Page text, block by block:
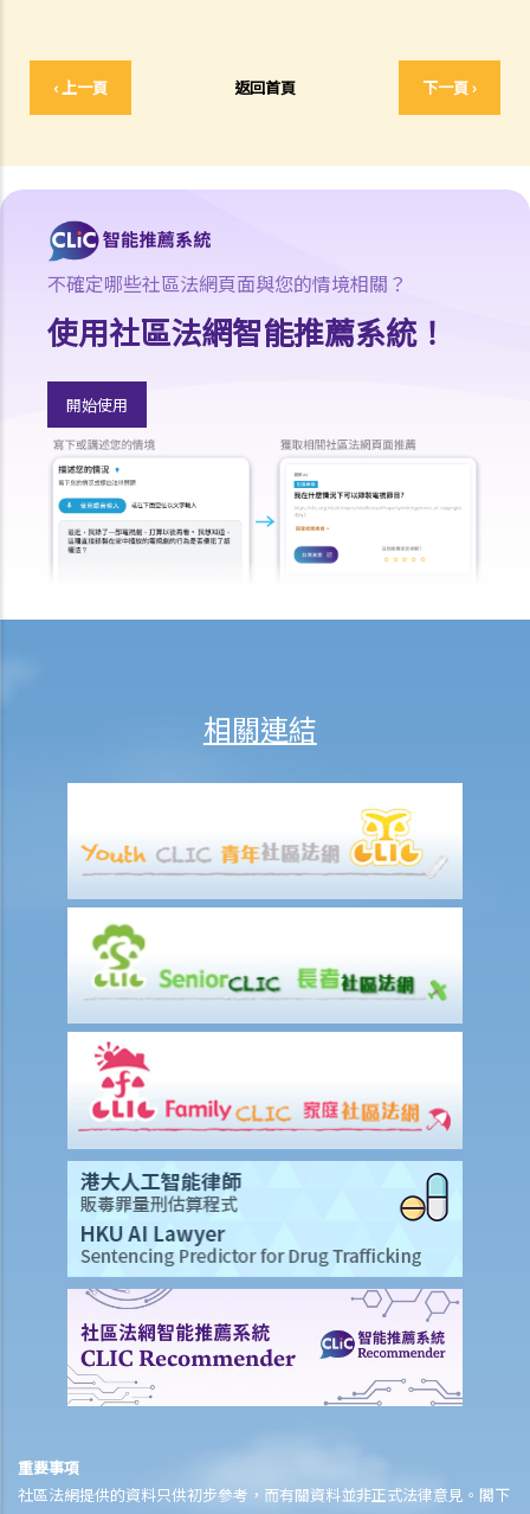
‹ 上一頁 返回首頁 下一頁 ›
切勿尋求索償代理協助處理申索
逝者家屬
涉及致命意外的申索
死因裁判法庭有甚麼作用？
因工受傷以及有關補償
賠償責任
怎樣才算是因工及在僱用期間遭遇意外（簡稱工傷意外）？
在甚麼情況下，僱主不需要為其僱員的工傷負上賠償責任？
賠償項目
我的配偶在工作時因意外而死亡，我或我的家人可獲哪些賠償？
我在工作時因遇到意外而受傷及導致傷殘，我或我的家人可獲哪些賠
僱主向勞工處報告與工作有關的意外之時限是多久？
僱員可否向勞工處報告與工作有關的意外？
其他有關工傷的事項
若然我不能與僱主和平地解決工傷賠償問題，將案件呈交法院的時限是
若然我對條例所給予的補償感到不滿，或者我認為僱主忽略了應有的安
全措施，我可否進一步提出申索？
受保人已失蹤了數年，其保單受益人可否向保險公司索取死亡賠償？
在處理索償時，保險公司會否接受中醫發出的醫療報告 / 醫生紙？
如果我的保單已經失效，但我重新繳交保費以嘗試令保單「復效」。我
可否在這段期間向保險公司索償？
我為同一項目（如住院或家居意外）購買了數份保險。我可否從所有保
單索取全數保額，或只可索取實際開支或損失？人壽保險的死亡賠償會
否有不同規定？
在處理索償時，保險公司會否接受中醫發出的醫療報告 / 醫生紙？
我為同一項目（如住院或家居意外）購買了數份保險。我可否從所有保
意外或個人傷亡保險
「意外受傷」的一般定義是甚麼？如果我受了傷但沒有表面傷痕，我可
不確定哪些社區法網頁面與您的情境相關？
使用社區法網智能推薦系統！
開始使用
相關連結
重要事項
社區法網提供的資料只供初步參考，而有關資料並非正式法律意見。閣下